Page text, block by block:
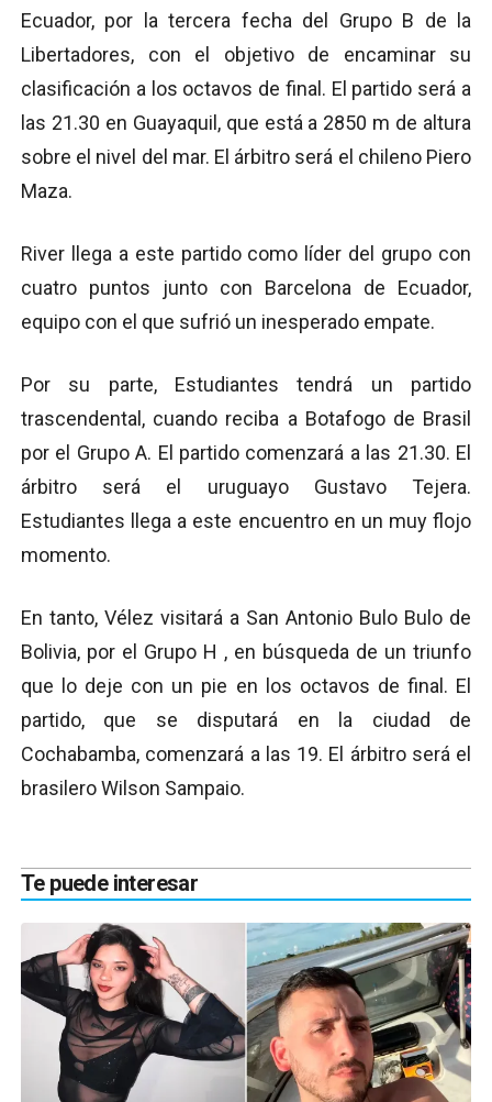
Ecuador, por la tercera fecha del Grupo B de la
Libertadores, con el objetivo de encaminar su
clasificación a los octavos de final. El partido será a
las 21.30 en Guayaquil, que está a 2850 m de altura
sobre el nivel del mar. El árbitro será el chileno Piero
Maza.
River llega a este partido como líder del grupo con
cuatro puntos junto con Barcelona de Ecuador,
equipo con el que sufrió un inesperado empate.
Por su parte, Estudiantes tendrá un partido
trascendental, cuando reciba a Botafogo de Brasil
por el Grupo A. El partido comenzará a las 21.30. El
árbitro será el uruguayo Gustavo Tejera.
Estudiantes llega a este encuentro en un muy flojo
momento.
En tanto, Vélez visitará a San Antonio Bulo Bulo de
Bolivia, por el Grupo H , en búsqueda de un triunfo
que lo deje con un pie en los octavos de final. El
partido, que se disputará en la ciudad de
Cochabamba, comenzará a las 19. El árbitro será el
brasilero Wilson Sampaio.
Te puede interesar